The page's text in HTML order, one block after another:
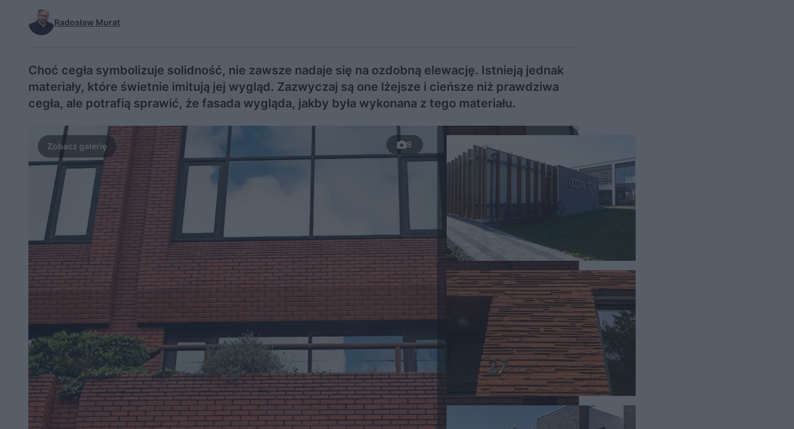
Radosław Murat
Choć cegła symbolizuje solidność, nie zawsze nadaje się na ozdobną elewację. Istnieją jednak
materiały, które świetnie imitują jej wygląd. Zazwyczaj są one lżejsze i cieńsze niż prawdziwa
cegła, ale potrafią sprawić, że fasada wygląda, jakby była wykonana z tego materiału.
8